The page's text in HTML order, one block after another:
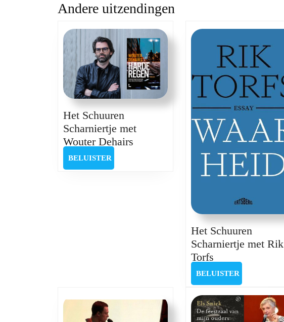
Previous
Andere uitzendingen
Het Schuuren
Scharniertje met
Wouter Dehairs
BELUISTER
Het Schuuren
Scharniertje met Rik
Torfs
Schuuren
Scharniertje
met
Rik
BELUISTER